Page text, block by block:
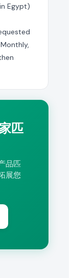
Egypt)
匹
品匹
展您